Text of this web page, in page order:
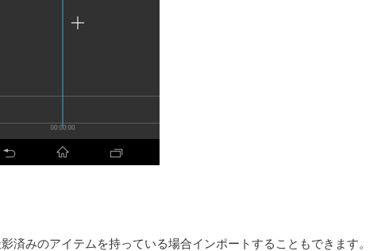
みのアイテムを持っている場合インポートすることもできます。